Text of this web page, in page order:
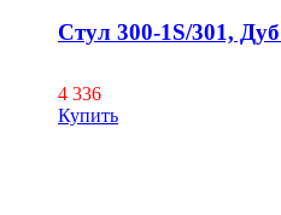
Стул 300-1S/301,
4 336
Купить